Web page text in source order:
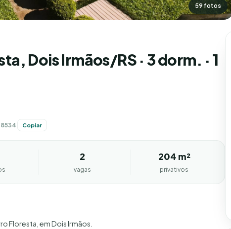
59 fotos
Dois Irmãos/RS · 3 dorm. · 1
Copiar
2
vagas
204 m²
privativos
Floresta, em Dois Irmãos.